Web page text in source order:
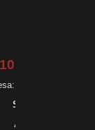
10 de outubro
Projeções para
Silvio Tendler
Arthur Fontes